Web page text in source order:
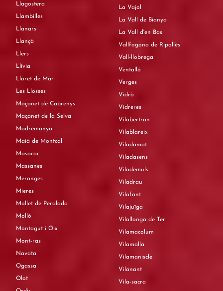
Llagostera
Llambilles
Llanars
Llançà
Llers
Llívia
Lloret de Mar
Les Llosses
Maçanet de Cabrenys
Maçanet de la Selva
Madremanya
Maià de Montcal
Masarac
Massanes
Meranges
Mieres
Mollet de Peralada
Molló
Montagut i Oix
Mont-ras
Navata
Ogassa
Olot
La Vajol
La Vall de Bianya
La Vall d'en Bas
Vallfogona de Ripollès
Vall-llobrega
Ventalló
Verges
Vidrà
Vidreres
Vilabertran
Vilablareix
Viladamat
Viladasens
Vilademuls
Viladrau
Vilafant
Vilajuïga
Vilallonga de Ter
Vilamacolum
Vilamalla
Vilamaniscle
Vilanant
Vila-sacra